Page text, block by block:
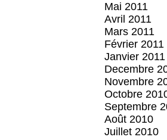
Mai 2011
Avril 2011
Mars 2011
Février 2011
Janvier 2011
Decembre
Novembre
Octobre
Septembre
Août 2010
Juillet 2010